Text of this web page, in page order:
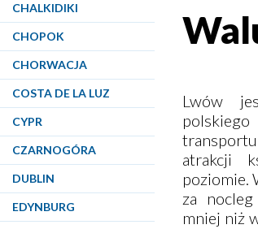
CHALKIDIKI
CHOPOK
CHORWACJA
COSTA DE LA LUZ
CYPR
CZARNOGÓRA
DUBLIN
EDYNBURG
Lwów
atrakcji
poziomie.
za
mniej niż